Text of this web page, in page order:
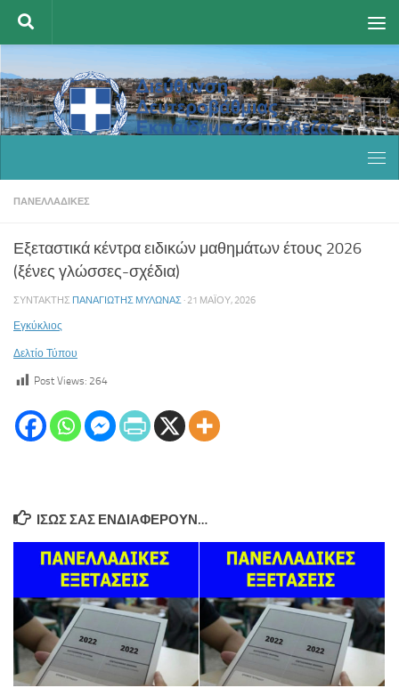
Skip to content
ΠΑΝΕΛΛΑΔΙΚΈΣ
Εξεταστικά κέντρα ειδικών μαθημάτων έτους 2026
(ξένες γλώσσες-σχέδια)
ΣΥΝΤΆΚΤΗΣ ΠΑΝΑΓΙΏΤΗΣ ΜΥΛΩΝΆΣ · 21 ΜΑΪ́ΟΥ, 2026
Εγκύκλιος
Δελτίο Τύπου
Post Views: 264
ΊΣΩΣ ΣΑΣ ΕΝΔΙΑΦΈΡΟΥΝ…